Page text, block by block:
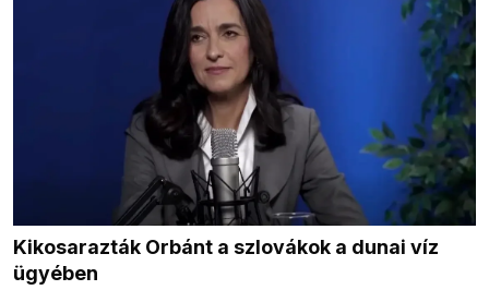
Kikosarazták Orbánt a szlovákok a dunai víz
ügyében